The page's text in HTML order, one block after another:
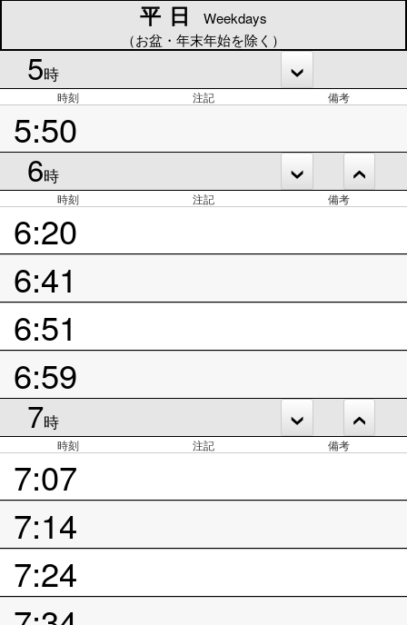
平日
Weekdays
（お盆・年末年始を除く）
5時
時刻 注記 備考
5:50
6時
時刻 注記 備考
6:20
6:41
6:51
6:59
7時
時刻 注記 備考
7:07
7:14
7:24